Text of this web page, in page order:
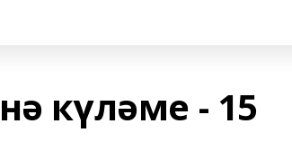
күләме - 15